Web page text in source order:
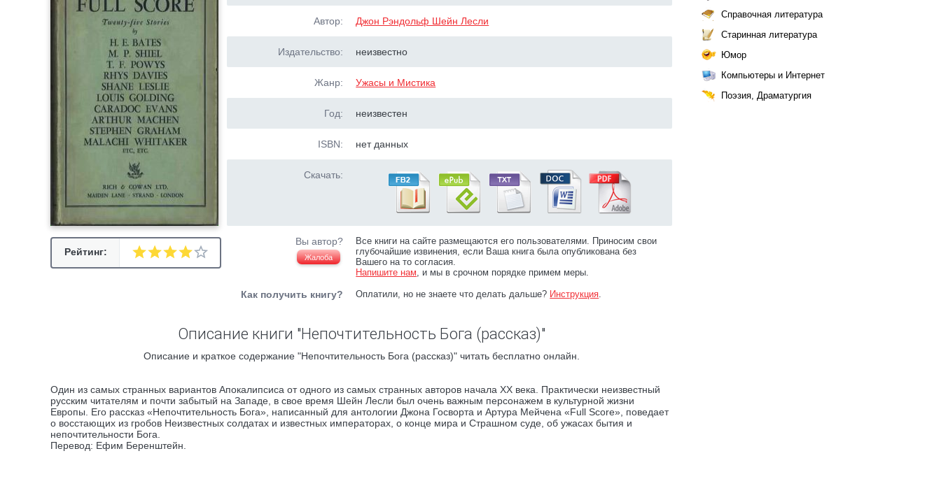
Рейтинг:
Автор: Джон Рэндольф Шейн Лесли
Издательство: неизвестно
Жанр: Ужасы и Мистика
Год: неизвестен
ISBN: нет данных
Скачать:
Вы автор?
Жалоба
Все книги на сайте размещаются его пользователями. Приносим свои
глубочайшие извинения, если Ваша книга была опубликована без
Вашего на то согласия.
Напишите нам, и мы в срочном порядке примем меры.
Как получить книгу? Оплатили, но не знаете что делать дальше? Инструкция.
Описание книги "Непочтительность Бога (рассказ)"
Описание и краткое содержание "Непочтительность Бога (рассказ)" читать бесплатно онлайн.
Один из самых странных вариантов Апокалипсиса от одного из самых странных авторов начала ХХ века. Практически неизвестный
русским читателям и почти забытый на Западе, в свое время Шейн Лесли был очень важным персонажем в культурной жизни
Европы. Его рассказ «Непочтительность Бога», написанный для антологии Джона Госворта и Артура Мейчена «Full Score», поведает
о восстающих из гробов Неизвестных солдатах и известных императорах, о конце мира и Страшном суде, об ужасах бытия и
непочтительности Бога.
Перевод: Ефим Беренштейн.
Справочная литература
Старинная литература
Юмор
Компьютеры и Интернет
Поэзия, Драматургия